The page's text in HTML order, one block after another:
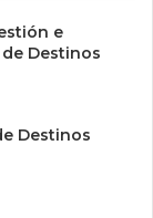
e
Destinos
Destinos